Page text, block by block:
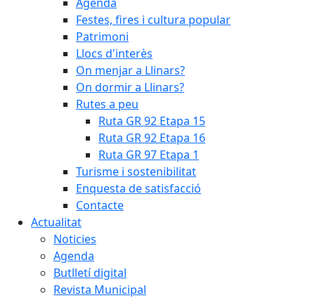
Festes, fires i cultura popular
Patrimoni
Llocs d'interès
On menjar a Llinars?
On dormir a Llinars?
Rutes a peu
Ruta GR 92 Etapa 15
Ruta GR 92 Etapa 16
Ruta GR 97 Etapa 1
Turisme i sostenibilitat
Enquesta de satisfacció
Contacte
Actualitat
Noticies
Agenda
Butlletí digital
Revista Municipal